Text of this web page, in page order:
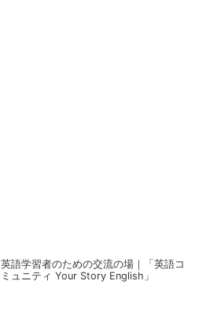
英語学習者のための交流の場｜「英語コ
ミュニティ Your Story English」